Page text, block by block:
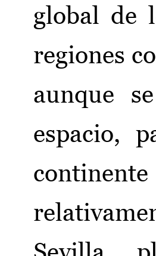
global de
regiones
aunque
espacio,